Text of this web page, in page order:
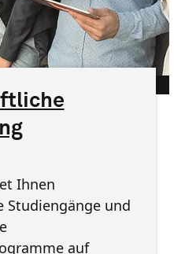
Ihnen
Studiengänge und
auf